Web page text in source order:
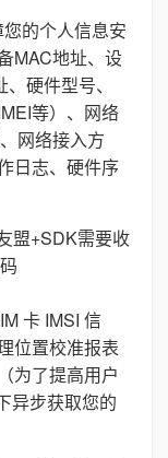
的个人信息安
MAC地址、设
硬件型号、
等）、网络
网络接入方
日志、硬件序
盟+SDK需要收
卡 IMSI 信
位置校准报表
为了提高用户
异步获取您的